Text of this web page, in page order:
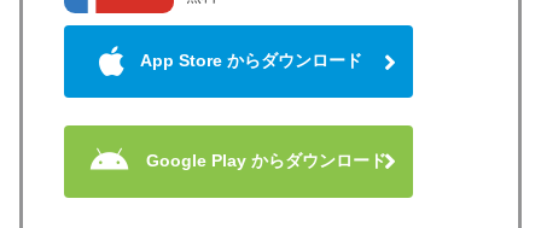
App Store からダウンロード
Google Play からダウンロード